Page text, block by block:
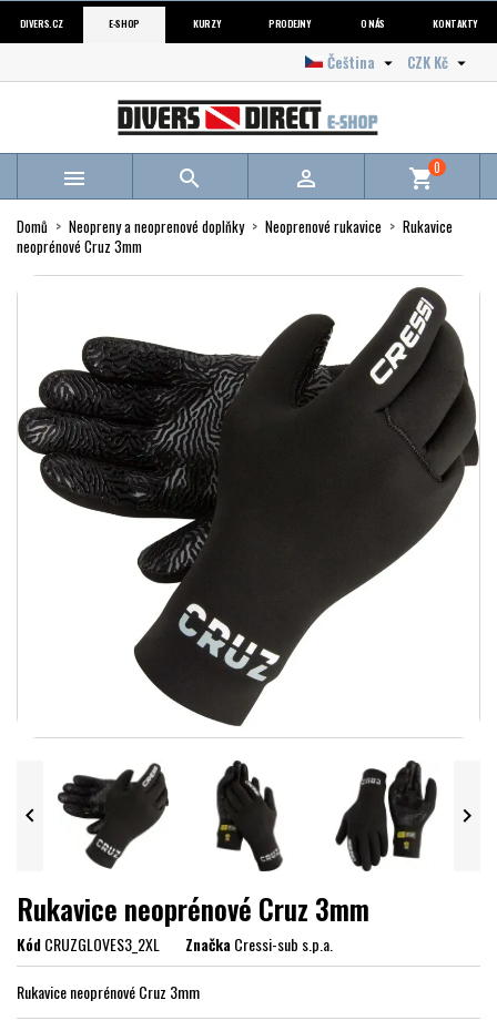
DIVERS.CZ E-SHOP KURZY PRODEJNY O NÁS KONTAKTY
CZK Kč 
Čeština 
   shopping_cart0
Domů Neopreny a neoprenové doplňky Neoprenové rukavice
Rukavice
neoprénové Cruz 3mm
 
Rukavice neoprénové Cruz 3mm
KódCRUZGLOVES3_2XL ZnačkaCressi-sub s.p.a.
Rukavice neoprénové Cruz 3mm